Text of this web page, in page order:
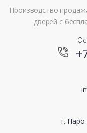
Производство
дверей с
г.